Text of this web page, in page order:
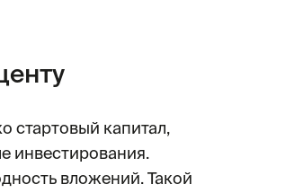
стартовый капитал,
инвестирования.
вложений. Такой